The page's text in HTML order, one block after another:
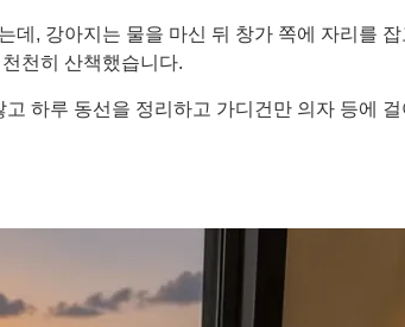
, 강아지는 물을 마신 뒤 창가 쪽에 자리를
천히 산책했습니다.
하루 동선을 정리하고 가디건만 의자 등에